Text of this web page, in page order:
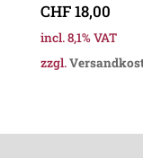
CHF18,00
incl. 8,1% VAT
zzgl.